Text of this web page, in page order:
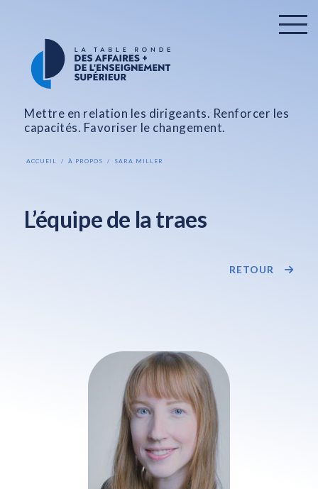
Mettre en relation les dirigeants. Renforcer les
capacités. Favoriser le changement.
ACCUEIL À PROPOS SARA MILLER
L’équipe de la traes
RETOUR